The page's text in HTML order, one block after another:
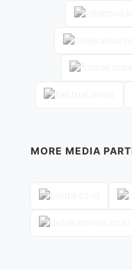
MORE MEDIA